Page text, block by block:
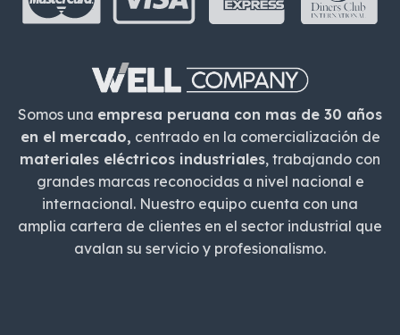
Somos una empresa peruana con mas de 30 años
en el mercado, centrado en la comercialización de
materiales eléctricos industriales, trabajando con
grandes marcas reconocidas a nivel nacional e
internacional. Nuestro equipo cuenta con una
amplia cartera de clientes en el sector industrial que
avalan su servicio y profesionalismo.